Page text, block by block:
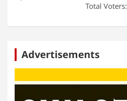
Total Voters:
Advertisements